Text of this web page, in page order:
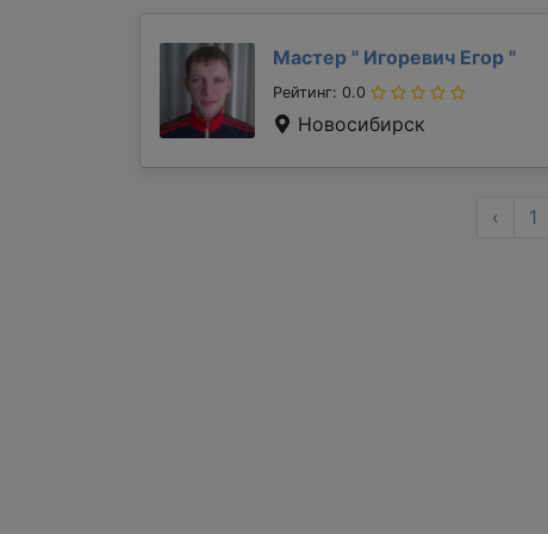
Мастер " Игоревич Егор "
Рейтинг: 0.0
Новосибирск
‹ 1